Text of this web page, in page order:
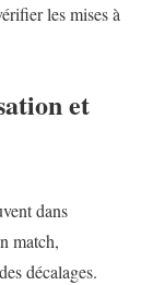
les mises à
et
dans
match,
décalages.